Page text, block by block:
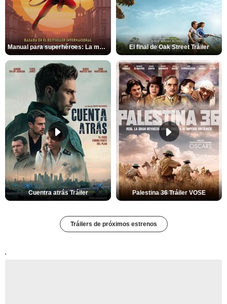
Manual para superhéroes: La máscara roja Tráiler El final de Oak Street Tráiler
Cuentra atrás Tráiler Palestina 36 Tráiler VOSE
Tráilers de próximos estrenos
'